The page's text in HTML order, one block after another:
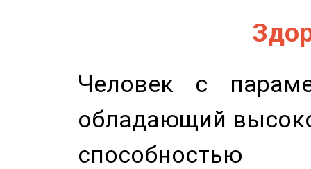
Человек с
обладающий